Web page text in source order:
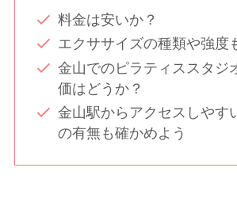
料金は安いか？
エクササイズの種類や強度
金山でのピラティススタジ
価はどうか？
金山駅からアクセスしやす
の有無も確かめよう